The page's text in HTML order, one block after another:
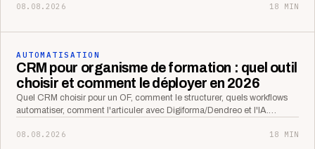
08.08.2026 18 MIN
AUTOMATISATION
CRM pour organisme de formation : quel outil
choisir et comment le déployer en 2026
Quel CRM choisir pour un OF, comment le structurer, quels workflows
automatiser, comment l'articuler avec Digiforma/Dendreo et l'IA.…
08.08.2026 18 MIN